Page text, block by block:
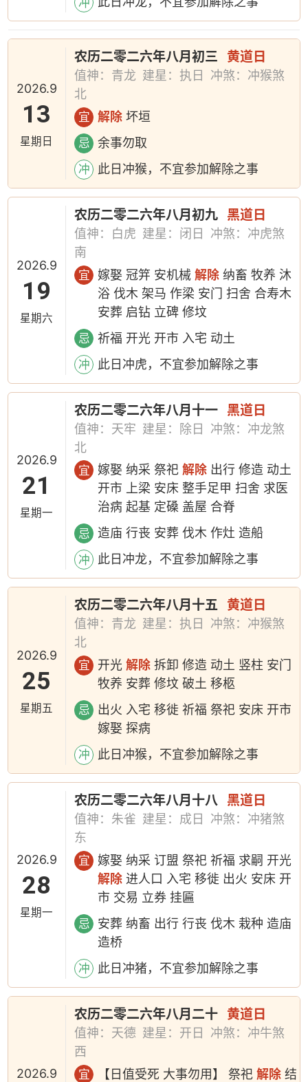
2026.9
13
星期日
农历二零二六年八月初三 黄道日
值神：青龙 建星：执日
冲煞：冲猴煞
北
宜 解除 坏垣
忌 余事勿取
冲 此日冲猴，不宜参加解除之事
2026.9
19
星期六
农历二零二六年八月初九 黑道日
值神：白虎 建星：闭日
冲煞：冲虎煞
南
宜 嫁娶 冠笄 安机械解除 纳畜 牧养 沐
浴 伐木 架马 作梁 安门 扫舍 合寿木
安葬 启钻 立碑 修坟
忌 祈福 开光 开市 入宅 动土
冲 此日冲虎，不宜参加解除之事
2026.9
21
星期一
农历二零二六年八月十一 黑道日
值神：天牢 建星：除日
冲煞：冲龙煞
北
宜 嫁娶 纳采 祭祀解除 出行 修造 动土
开市 上梁 安床 整手足甲 扫舍 求医
治病 起基 定磉 盖屋 合脊
忌 造庙 行丧 安葬 伐木 作灶 造船
冲 此日冲龙，不宜参加解除之事
2026.9
25
星期五
农历二零二六年八月十五 黄道日
值神：青龙 建星：执日
冲煞：冲猴煞
北
宜 开光解除 拆卸 修造 动土 竖柱 安门
牧养 安葬 修坟 破土 移柩
忌
出火 入宅 移徙 祈福 祭祀 安床 开市
嫁娶 探病
冲 此日冲猴，不宜参加解除之事
2026.9
28
星期一
农历二零二六年八月十八 黑道日
值神：朱雀 建星：成日
冲煞：冲猪煞
东
宜
嫁娶 纳采 订盟 祭祀 祈福 求嗣 开光
解除 进人口 入宅 移徙 出火 安床 开
市 交易 立券 挂匾
忌
安葬 纳畜 出行 行丧 伐木 栽种 造庙
造桥
冲 此日冲猪，不宜参加解除之事
2026.9
农历二零二六年八月二十 黄道日
值神：天德 建星：开日
冲煞：冲牛煞
西
宜 【日值受死 大事勿用】 祭祀解除 结